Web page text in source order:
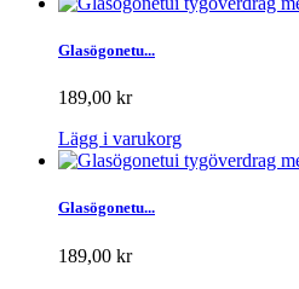
Glasögonetu...
189,00 kr
Lägg i varukorg
Glasögonetu...
189,00 kr